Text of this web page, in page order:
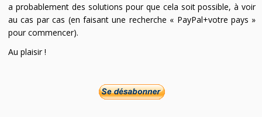
a probablement des solutions pour que cela soit possible, à voir
au cas par cas (en faisant une recherche « PayPal+votre pays »
pour commencer).
Au plaisir !